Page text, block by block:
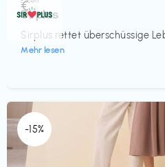
Sirplus
Sirplus rettet überschüssige
Mehr lesen
€‎
-15%